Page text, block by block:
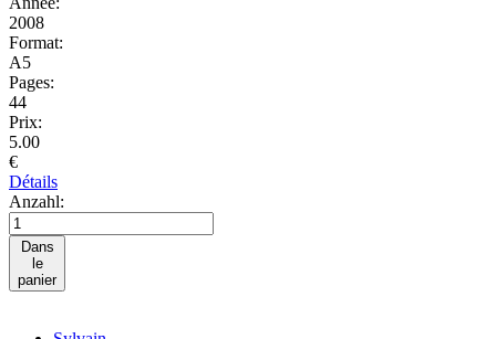
2008
Format:
A5
Pages:
44
Prix:
5.00
€
Détails
Anzahl:
Dans
le
panier